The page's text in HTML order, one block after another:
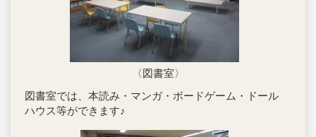
〈図書室〉
図書室では、本読み・マンガ・ボードゲーム・ドール
ハウス等ができます♪